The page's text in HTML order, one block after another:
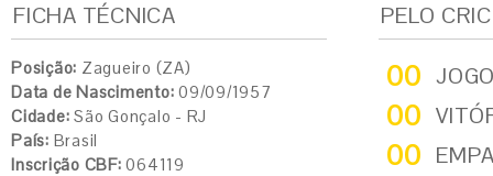
FICHA TÉCNICA
Posição: Zagueiro (ZA)
Data de Nascimento: 09/09/1957
Cidade: São Gonçalo - RJ
País: Brasil
Inscrição CBF: 064119
PELO
00
00
00